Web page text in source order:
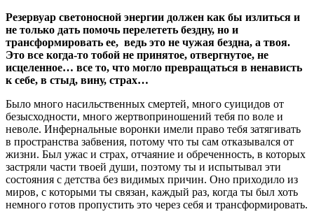
Резервуар светоносной энергии должен как бы излиться и
не только дать помочь перелететь бездну, но и
трансформировать ее, ведь это не чужая бездна, а твоя.
Это все когда-то тобой не принятое, отвергнутое, не
исцеленное… все то, что могло превращаться в ненависть
к себе, в стыд, вину, страх…
Было много насильственных смертей, много суицидов от
безысходности, много жертвоприношений тебя по воле и
неволе. Инфернальные воронки имели право тебя затягивать
в пространства забвения, потому что ты сам отказывался от
жизни. Был ужас и страх, отчаяние и обреченность, в которых
застряли части твоей души, поэтому ты и испытывал эти
состояния с детства без видимых причин. Оно приходило из
миров, с которыми ты связан, каждый раз, когда ты был хоть
немного готов пропустить это через себя и трансформировать.